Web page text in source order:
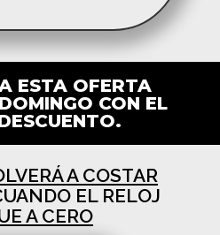
ESTA OFERTA
CON EL
A COSTAR
EL RELOJ
A CERO